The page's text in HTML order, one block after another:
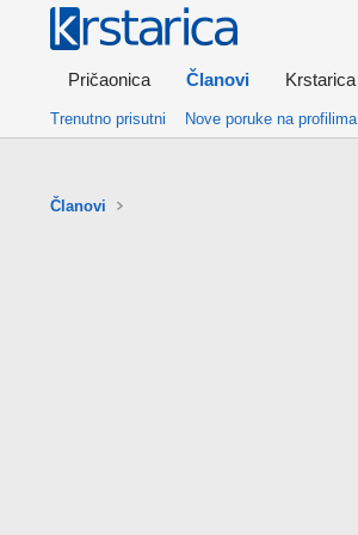
Pričaonica Članovi Krstarica
Trenutno prisutni Nove poruke na profilima
Članovi